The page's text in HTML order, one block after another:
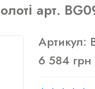
арт.
Артикул:
6 584 грн